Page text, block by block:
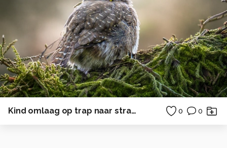
Kind omlaag op trap naar strand zee 0 0